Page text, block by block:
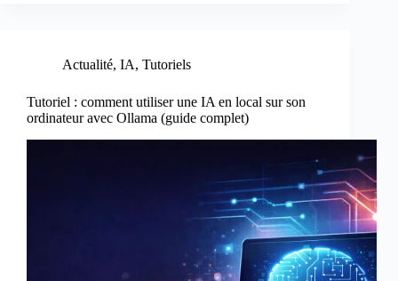
Actualité, IA, Tutoriels
Tutoriel : comment utiliser une IA en local sur son
ordinateur avec Ollama (guide complet)